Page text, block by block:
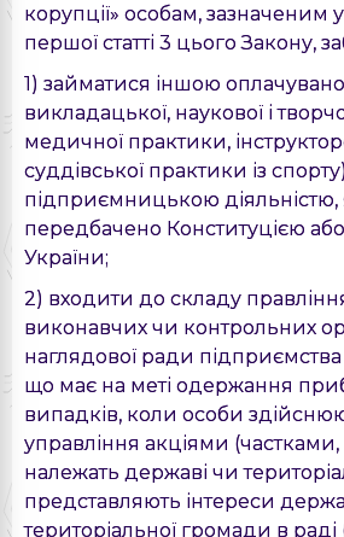
корупції» особам, зазначеним
першої статті 3 цього Закону,
1) займатися іншою
викладацької, наукової і
медичної практики,
суддівської практики із
підприємницькою
передбачено Конституцією
України;
2) входити до складу
виконавчих чи контрольних
наглядової ради підприємства
що має на меті одержання
випадків, коли особи
управління акціями
належать державі чи
представляють інтереси
територіальної громади в